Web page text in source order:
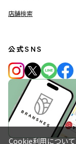
店舗検索
公式SNS
Cookie利用について